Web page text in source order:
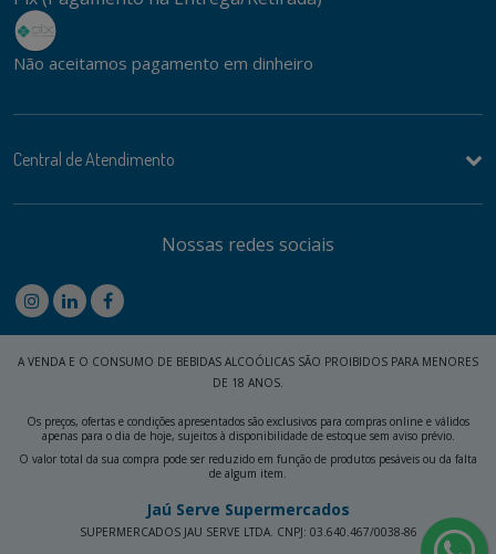
Não aceitamos pagamento em dinheiro
Central de Atendimento
Nossas redes sociais
A VENDA E O CONSUMO DE BEBIDAS ALCOÓLICAS SÃO PROIBIDOS PARA MENORES
DE 18 ANOS.
Os preços, ofertas e condições apresentados são exclusivos para compras online e válidos
apenas para o dia de hoje, sujeitos à disponibilidade de estoque sem aviso prévio.
O valor total da sua compra pode ser reduzido em função de produtos pesáveis ou da falta
de algum item.
Jaú Serve Supermercados
SUPERMERCADOS JAU SERVE LTDA. CNPJ: 03.640.467/0038-86